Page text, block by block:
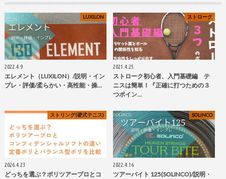
LUXILON
2022.4.9
エレメント（LUXILON）/説明・イン
プレ・評価/柔らかい・高性能・操…
ストローク
2021.4.25
ストローク初心者、入門基礎編 テ
ニスは簡単！『正確に打つための３
つポイン…
ストリング(硬式テニス)
2026.4.23
どっちを選ぶ？ポリツアープロとコ
SOLINCO
2022.4.16
ツアーバイト 125(SOLINCO)/説明・